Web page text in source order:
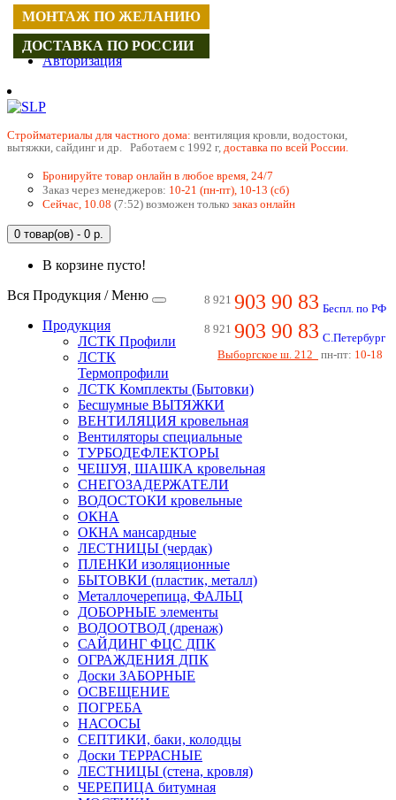
Регистрация
Авторизация
Cтройматериалы для частного дома: вентиляция кровли, водостоки,
вытяжки, сайдинг и др. Работаем с 1992 г, доставка по всей России.
Бронируйте товар онлайн в любое время, 24/7
Заказ через менеджеров: 10-21 (пн-пт), 10-13 (сб)
Сейчас, 10.08 (7:52) возможен только заказ онлайн
0 товар(ов) - 0 р.
В корзине пусто!
8 921 903 90 83 Беспл. по РФ
8 921 903 90 83 С.Петербург
Выборгское ш. 212
пн-пт: 10-18
Вся Продукция / Меню
Продукция
ЛСТК Профили
ЛСТК
Термопрофили
ЛСТК Комплекты (Бытовки)
Бесшумные ВЫТЯЖКИ
ВЕНТИЛЯЦИЯ кровельная
Вентиляторы специальные
ТУРБОДЕФЛЕКТОРЫ
ЧЕШУЯ, ШАШКА кровельная
СНЕГОЗАДЕРЖАТЕЛИ
ВОДОСТОКИ кровельные
ОКНА
ОКНА мансардные
ЛЕСТНИЦЫ (чердак)
ПЛЕНКИ изоляционные
БЫТОВКИ (пластик, металл)
Металлочерепица, ФАЛЬЦ
ДОБОРНЫЕ элементы
ВОДООТВОД (дренаж)
САЙДИНГ ФЦС ДПК
ОГРАЖДЕНИЯ ДПК
Доски ЗАБОРНЫЕ
ОСВЕЩЕНИЕ
ПОГРЕБА
НАСОСЫ
СЕПТИКИ, баки, колодцы
Доски ТЕРРАСНЫЕ
ЛЕСТНИЦЫ (стена, кровля)
ЧЕРЕПИЦА битумная
МОНТАЖ ПО ЖЕЛАНИЮ
ДОСТАВКА ПО РОССИИ